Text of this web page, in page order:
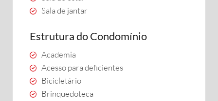
Sala de jantar
Estrutura do Condomínio
Academia
Acesso para deficientes
Bicicletário
Brinquedoteca